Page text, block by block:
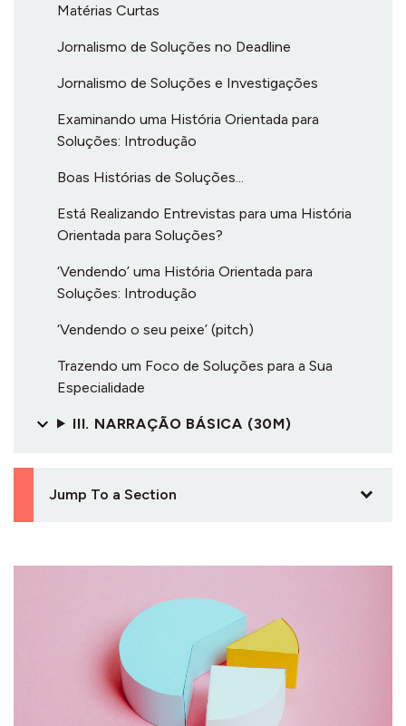
Matérias Curtas
Jornalismo de Soluções no Deadline
Jornalismo de Soluções e Investigações
Examinando uma História Orientada para
Soluções: Introdução
Boas Histórias de Soluções...
Está Realizando Entrevistas para uma História
Orientada para Soluções?
‘Vendendo’ uma História Orientada para
Soluções: Introdução
‘Vendendo o seu peixe’ (pitch)
Trazendo um Foco de Soluções para a Sua
Especialidade
III. NARRAÇÃO BÁSICA (30M)
Jump To a Section